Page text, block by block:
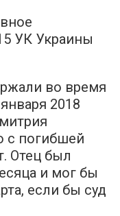
УК Украины
во время
2018
с погибшей
Отец был
и мог бы
если бы суд